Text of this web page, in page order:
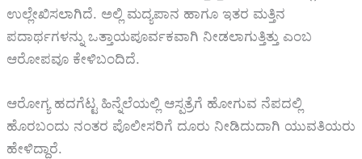
ಉಲ್ಲೇಖಿಸಲಾಗಿದೆ. ಅಲ್ಲಿ ಮದ್ಯಪಾನ ಹಾಗೂ ಇತರ ಮತ್ತಿನ
ಪದಾರ್ಥಗಳನ್ನು ಒತ್ತಾಯಪೂರ್ವಕವಾಗಿ ನೀಡಲಾಗುತ್ತಿತ್ತು ಎಂಬ
ಆರೋಪವೂ ಕೇಳಿಬಂದಿದೆ.
ಆರೋಗ್ಯ ಹದಗೆಟ್ಟ ಹಿನ್ನೆಲೆಯಲ್ಲಿ ಆಸ್ಪತ್ರೆಗೆ ಹೋಗುವ ನೆಪದಲ್ಲಿ
ಹೊರಬಂದು ನಂತರ ಪೊಲೀಸರಿಗೆ ದೂರು ನೀಡಿದುದಾಗಿ ಯುವತಿಯರು
ಹೇಳಿದ್ದಾರೆ.